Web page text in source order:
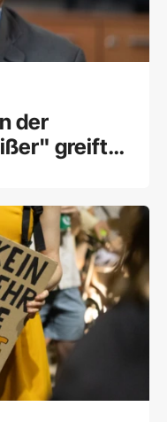
der
greift